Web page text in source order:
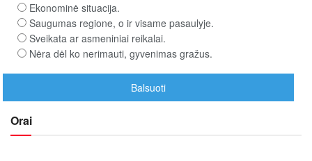
Ekonominė situacija.
Saugumas regione, o ir visame pasaulyje.
Sveikata ar asmeniniai reikalai.
Nėra dėl ko nerimauti, gyvenimas gražus.
Orai